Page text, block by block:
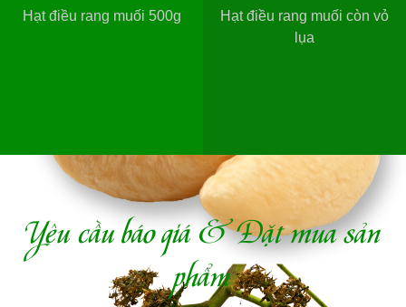
Hạt điều rang muối 500g
Hạt điều rang muối còn vỏ
lụa
Yêu cầu báo giá & Đặt mua sản
phẩm